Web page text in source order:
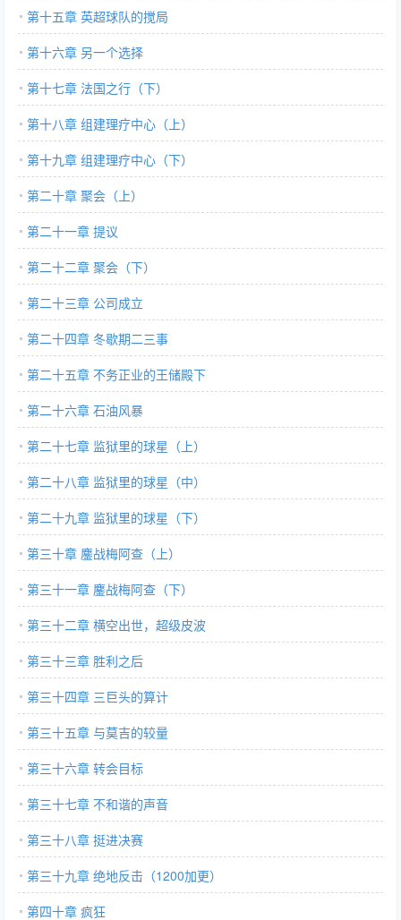
第十五章 英超球队的搅局
第十六章 另一个选择
第十七章 法国之行（下）
第十八章 组建理疗中心（上）
第十九章 组建理疗中心（下）
第二十章 聚会（上）
第二十一章 提议
第二十二章 聚会（下）
第二十三章 公司成立
第二十四章 冬歇期二三事
第二十五章 不务正业的王储殿下
第二十六章 石油风暴
第二十七章 监狱里的球星（上）
第二十八章 监狱里的球星（中）
第二十九章 监狱里的球星（下）
第三十章 鏖战梅阿查（上）
第三十一章 鏖战梅阿查（下）
第三十二章 横空出世，超级皮波
第三十三章 胜利之后
第三十四章 三巨头的算计
第三十五章 与莫吉的较量
第三十六章 转会目标
第三十七章 不和谐的声音
第三十八章 挺进决赛
第三十九章 绝地反击（1200加更）
第四十章 疯狂